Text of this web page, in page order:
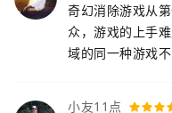
奇幻消除游戏从
众，游戏的上手
域的同一种游戏不
小友11点